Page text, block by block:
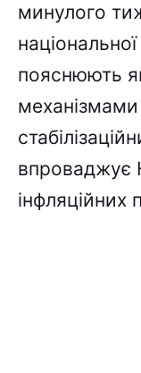
минулого
пояснюють
впроваджує
інфляційних